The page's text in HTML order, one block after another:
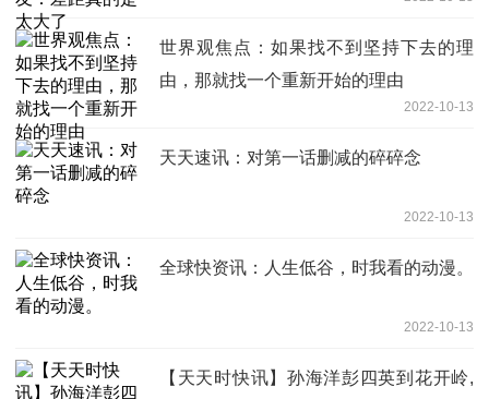
世界观焦点：如果找不到坚持下去的理
由，那就找一个重新开始的理由
2022-10-13
天天速讯：对第一话删减的碎碎念
2022-10-13
全球快资讯：人生低谷，时我看的动漫。
2022-10-13
【天天时快讯】孙海洋彭四英到花开岭,